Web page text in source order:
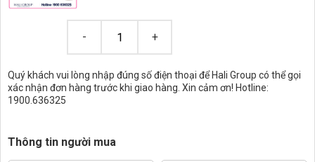
Quý khách vui lòng nhập đúng số điện thoại để Hali Group có thể gọi
xác nhận đơn hàng trước khi giao hàng. Xin cảm ơn! Hotline:
1900.636325
Thông tin người mua